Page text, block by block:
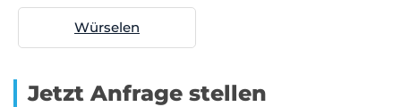
Würselen
Jetzt Anfrage stellen